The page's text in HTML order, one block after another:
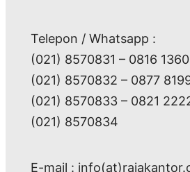
Telepon / Whatsapp :
(021) 8570831 – 0816
(021) 8570832 – 0877
(021) 8570833 – 0821
(021) 8570834
E-mail :